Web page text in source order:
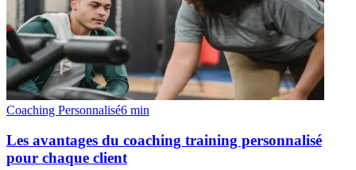
Coaching Personnalisé6 min
Les avantages du coaching training personnalisé
pour chaque client